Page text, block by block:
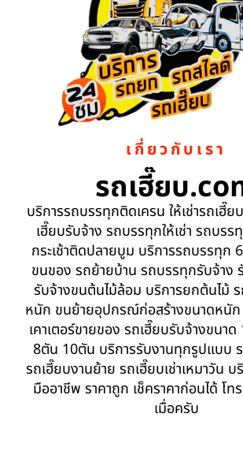
เกี่ยวกับเรา
รถเฮี๊ยบ
บริการรถบรรทุกติดเครน ให้เช่ารถเฮี๊ย
เฮี๊ยบรับจ้าง รถบรรทุกให้เช่า รถบร
กระเช้าติดปลายบูม บริการรถบรรทุก
ขนของ รถย้ายบ้าน รถบรรทุกรับจ้าง
รับจ้างขนต้นไม้ล้อม บริการยกต้นไม้
หนัก ขนย้ายอุปกรณ์ก่อสร้างขนาดหนัก
เคาเตอร์ขายของ รถเฮี๊ยบรับจ้างขนา
8ตัน 10ตัน บริการรับงานทุกรูปแบบ
รถเฮี๊ยบงานย้าย รถเฮี๊ยบเช่าเหมาวัน
มืออาชีพ ราคาถูก เช็คราคาก่อนได้ โท
เมื่อครับ